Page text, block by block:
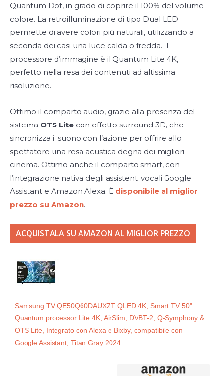
Quantum Dot, in grado di coprire il 100% del volume
colore. La retroilluminazione di tipo Dual LED
permette di avere colori più naturali, utilizzando a
seconda dei casi una luce calda o fredda. Il
processore d’immagine è il Quantum Lite 4K,
perfetto nella resa dei contenuti ad altissima
risoluzione.
Ottimo il comparto audio, grazie alla presenza del
sistema OTS Lite con effetto surround 3D, che
sincronizza il suono con l’azione per offrire allo
spettatore una resa acustica degna dei migliori
cinema. Ottimo anche il comparto smart, con
l’integrazione nativa degli assistenti vocali Google
Assistant e Amazon Alexa. È disponibile al miglior
prezzo su Amazon.
ACQUISTALA SU AMAZON AL MIGLIOR PREZZO
Samsung TV QE50Q60DAUXZT QLED 4K, Smart TV 50"
Quantum processor Lite 4K, AirSlim, DVBT-2, Q-Symphony &
OTS Lite, Integrato con Alexa e Bixby, compatibile con
Google Assistant, Titan Gray 2024